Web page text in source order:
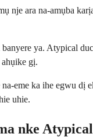
nje ara na-amụba
ya. Atypical
gị.
eme ka ihe egwu dị
uhie.
nke